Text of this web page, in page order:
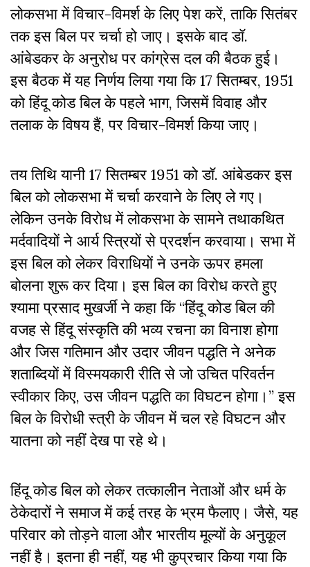
लोकसभा में विचार-विमर्श के लिए पेश करें, ताकि सितंबर
तक इस बिल पर चर्चा हो जाए। इसके बाद डॉ.
आंबेडकर के अनुरोध पर कांग्रेस दल की बैठक हुई।
इस बैठक में यह निर्णय लिया गया कि 17 सितम्बर, 1951
को हिंदू कोड बिल के पहले भाग, जिसमें विवाह और
तलाक के विषय हैं, पर विचार-विमर्श किया जाए।
तय तिथि यानी 17 सितम्बर 1951 को डॉ. आंबेडकर इस
बिल को लोकसभा में चर्चा करवाने के लिए ले गए।
लेकिन उनके विरोध में लोकसभा के सामने तथाकथित
मर्दवादियों ने आर्य स्त्रियों से प्रदर्शन करवाया। सभा में
इस बिल को लेकर विराधियों ने उनके ऊपर हमला
बोलना शुरू कर दिया। इस बिल का विरोध करते हुए
श्यामा प्रसाद मुखर्जी ने कहा किं “हिंदू कोड बिल की
वजह से हिंदू संस्कृति की भव्य रचना का विनाश होगा
और जिस गतिमान और उदार जीवन पद्धति ने अनेक
शताब्दियों में विस्मयकारी रीति से जो उचित परिवर्तन
स्वीकार किए, उस जीवन पद्धति का विघटन होगा।” इस
बिल के विरोधी स्त्री के जीवन में चल रहे विघटन और
यातना को नहीं देख पा रहे थे।
हिंदू कोड बिल को लेकर तत्कालीन नेताओं और धर्म के
ठेकेदारों ने समाज में कई तरह के भ्रम फैलाए। जैसे, यह
परिवार को तोड़ने वाला और भारतीय मूल्यों के अनुकूल
नहीं है। इतना ही नहीं, यह भी कुप्रचार किया गया कि